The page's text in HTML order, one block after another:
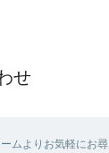
せ
ムよりお気軽にお尋